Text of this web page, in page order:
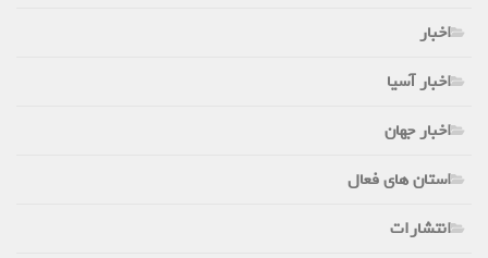
اخبار
اخبار آسیا
اخبار جهان
استان های فعال
انتشارات